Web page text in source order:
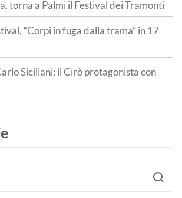
torna a Palmi il Festival dei Tramonti
“Corpi in fuga dalla trama” in 17
Siciliani: il Cirò protagonista con